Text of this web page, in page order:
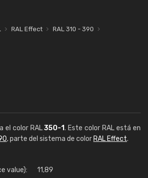
RAL Effect
RAL 310 - 390
el color RAL350-1. Este color RAL está en
, parte del sistema de color RAL Effect.
value): 11,89